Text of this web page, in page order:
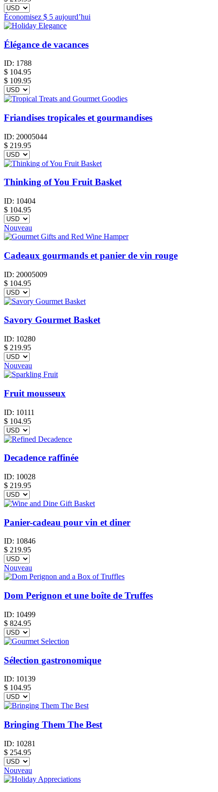
Économisez $ 5 aujourd’hui
Élégance de vacances
ID: 1788
$ 104.95
$ 109.95
Friandises tropicales et gourmandises
ID: 20005044
$ 219.95
Thinking of You Fruit Basket
ID: 10404
$ 104.95
Nouveau
Cadeaux gourmands et panier de vin rouge
ID: 20005009
$ 104.95
Savory Gourmet Basket
ID: 10280
$ 219.95
Nouveau
Fruit mousseux
ID: 10111
$ 104.95
Decadence raffinée
ID: 10028
$ 219.95
Panier-cadeau pour vin et diner
ID: 10846
$ 219.95
Nouveau
Dom Perignon et une boîte de Truffes
ID: 10499
$ 824.95
Sélection gastronomique
ID: 10139
$ 104.95
Bringing Them The Best
ID: 10281
$ 254.95
Nouveau